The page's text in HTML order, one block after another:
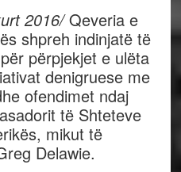
2016/Qeveria e
shpreh indinjatë të
përpjekjet e ulëta
denigruese me
ofendimet ndaj
të Shteteve
mikut të
Delawie.